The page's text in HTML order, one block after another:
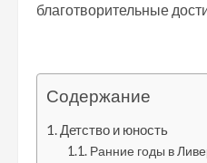
благотворительные
Содержание
Детство и юность
Ранние годы в